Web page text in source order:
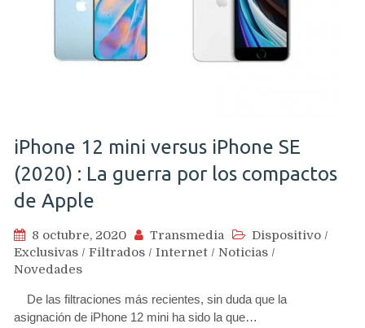
iPhone 12 mini versus iPhone SE
(2020) : La guerra por los compactos
de Apple
8 octubre, 2020 Transmedia Dispositivo /
Exclusivas / Filtrados / Internet / Noticias /
Novedades
De las filtraciones más recientes, sin duda que la
asignación de iPhone 12 mini ha sido la que…